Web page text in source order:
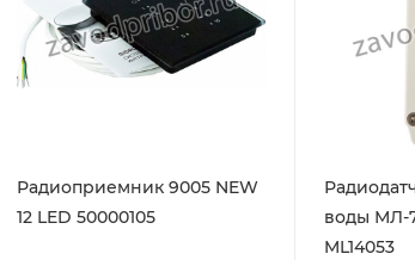
Радиоприемник 9005 NEW
12 LED 50000105
воды МЛ-
ML14053